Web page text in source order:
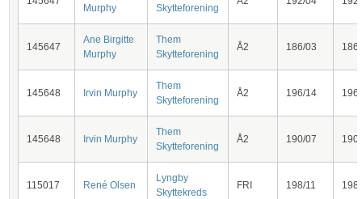
Murphy
Skytteforening
145647
Ane Birgitte
Murphy
Them
Skytteforening
Å2 186/03 186
145648 Irvin Murphy
Them
Skytteforening
Å2 196/14 196
145648 Irvin Murphy
Them
Skytteforening
Å2 190/07 190
115017 René Olsen
Lyngby
Skyttekreds
FRI 198/11 198